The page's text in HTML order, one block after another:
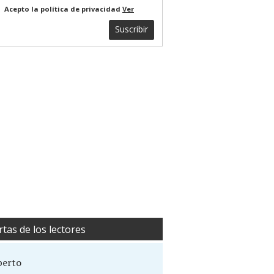
Acepto la política de privacidad Ver
Suscribir
de los lectores